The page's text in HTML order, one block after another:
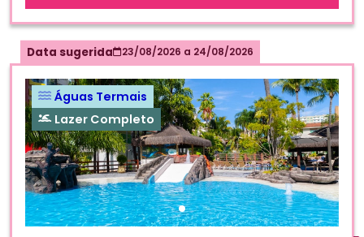
Data sugerida 23/08/2026 a 24/08/2026
Águas Termais
Lazer Completo